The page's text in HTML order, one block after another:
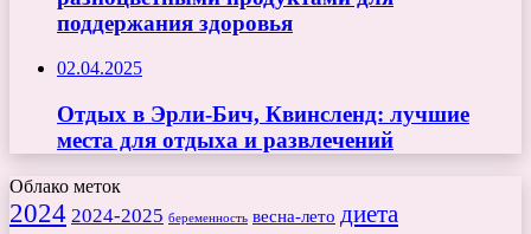
поддержания здоровья
02.04.2025
Отдых в Эрли-Бич, Квинсленд: лучшие
места для отдыха и развлечений
Облако меток
2024 2024-2025 беременность весна-лето диета